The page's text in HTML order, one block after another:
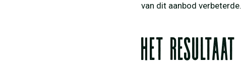
van dit aanbod
het resultaat